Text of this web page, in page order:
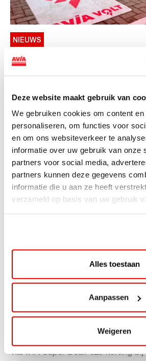
Deze website maakt gebruik van
We gebruiken cookies om content
personaliseren, om functies voor
en om ons websiteverkeer te
informatie over uw gebruik van onze
partners voor social media,
partners kunnen deze gegevens
informatie die u aan ze heeft
verzameld op basis van uw gebruik
Alles toestaan
Aanpassen
Weigeren
NIEUWS
AVIA VOLT en Fletcher
landelijke uitrol van DC-
AVIA VOLT en Fletcher Hotels
van DC-snellaadinfrastructuur
Lees verder
ViaAVIA Super Deal:
ViaLuxury Hotels
ViaAVIA Super Deal: €25 korting